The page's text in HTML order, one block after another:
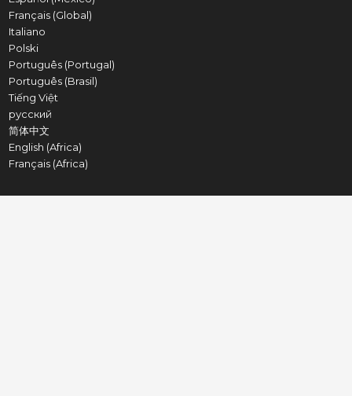
Français (Global)
Italiano
Polski
Português (Portugal)
Português (Brasil)
Tiếng Việt
русский
简体中文
English (Africa)
Français (Africa)